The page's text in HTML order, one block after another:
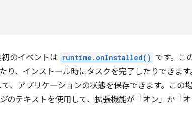
のイベントは runtime.onInstalled() です。こ
り、インストール時にタスクを完了したりできます
て、アプリケーションの状態を保存できます。この
のテキストを使用して、拡張機能が「オン」か「